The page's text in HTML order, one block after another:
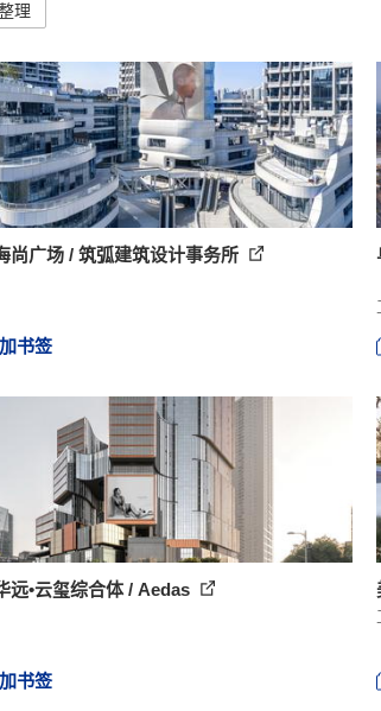
理
尚广场 / 筑弧建筑设计事务所
书签
远•云玺综合体 / Aedas
书签